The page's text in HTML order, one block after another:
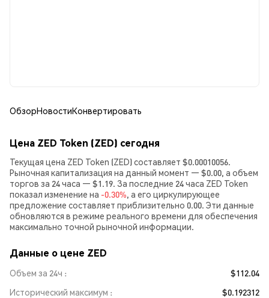
ОбзорНовостиКонвертировать
Цена ZED Token (ZED) сегодня
Текущая цена ZED Token (ZED) составляет $0.00010056.
Рыночная капитализация на данный момент — $0.00, а объем
торгов за 24 часа — $1.19. За последние 24 часа ZED Token
показал изменение на -0.30%, а его циркулирующее
предложение составляет приблизительно 0.00. Эти данные
обновляются в режиме реального времени для обеспечения
максимально точной рыночной информации.
Данные о цене ZED
Объем за 24ч
$112.04
Исторический максимум
$0.192312